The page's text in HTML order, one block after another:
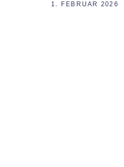
1. FEBRUAR 2026